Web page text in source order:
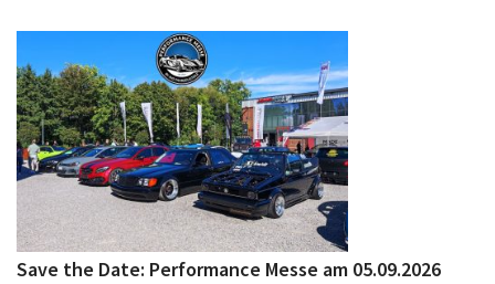
Save the Date: Performance Messe am 05.09.2026